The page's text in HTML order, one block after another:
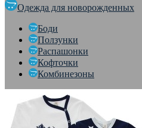
Одежда для новорожденных
Боди
Ползунки
Распашонки
Кофточки
Комбинезоны